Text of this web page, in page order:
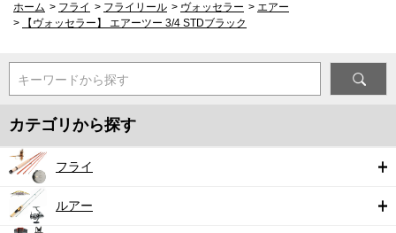
ホーム > フライ > フライリール > ヴォッセラー > エアー
>
【ヴォッセラー】 エアーツー 3/4 STDブラック
キーワードから探す
カテゴリから探す
フライ
ルアー